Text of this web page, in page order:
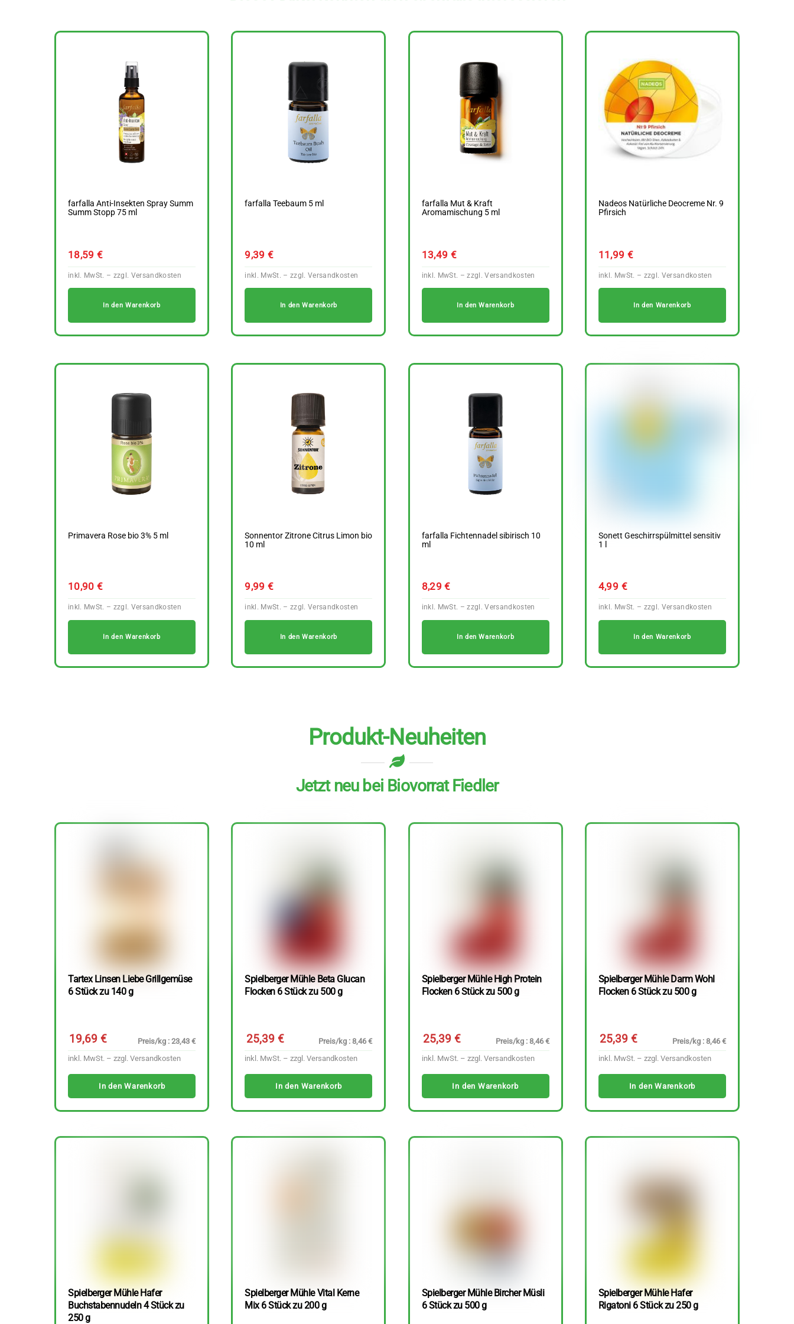
farfalla Anti-Insekten Spray Summ
Summ Stopp 75 ml
18,59€
In den Warenkorb
farfalla Teebaum 5 ml
9,39 €
In den Warenkorb
farfalla Mut & Kraft
Aromamischung 5 ml
13,49 €
In den Warenkorb
Nadeos Natürliche Deocreme Nr. 9
Pfirsich
11,99 €
In den Warenkorb
Primavera Rose bio 3% 5 ml
10,90€
In den Warenkorb
Sonnentor Zitrone Citrus Limon bio
10 ml
9,99 €
In den Warenkorb
farfalla Fichtennadel sibirisch 10
ml
8,29€
In den Warenkorb
Sonett Geschirrspülmittel sensitiv
1 l
4,99 €
In den Warenkorb
Produkt-Neuheiten
Jetzt neu bei Biovorrat Fiedler
Tartex Linsen Liebe Grillgemüse
6 Stück zu 140 g
19,69€
Preis/kg : 23,43 €
inkl. MwSt. – zzgl. Versandkosten
In den Warenkorb
Spielberger Mühle Beta Glucan
Flocken 6 Stück zu 500 g
25,39 €
Preis/kg : 8,46 €
inkl. MwSt. – zzgl.Versandkosten
In den Warenkorb
Spielberger Mühle High Protein
Flocken 6 Stück zu 500 g
25,39 €
Preis/kg : 8,46 €
inkl. MwSt. – zzgl. Versandkosten
In den Warenkorb
Spielberger Mühle Darm Wohl
Flocken 6 Stück zu 500 g
25,39€
Preis/kg : 8,46 €
inkl. MwSt. – zzgl. Versandkosten
In den Warenkorb
Spielberger Mühle Hafer
Buchstabennudeln 4 Stück zu
250 g
Spielberger Mühle Vital Kerne
Mix 6 Stück zu 200 g
Spielberger Mühle Bircher Müsli
6 Stück zu 500 g
Spielberger Mühle Hafer
Rigatoni 6 Stück zu 250 g